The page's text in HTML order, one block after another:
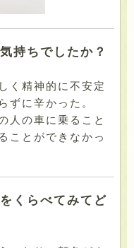
持ちでしたか？
く精神的に不安定
ずに辛かった。
人の車に乗ること
ことができなかっ
くらべてみてど